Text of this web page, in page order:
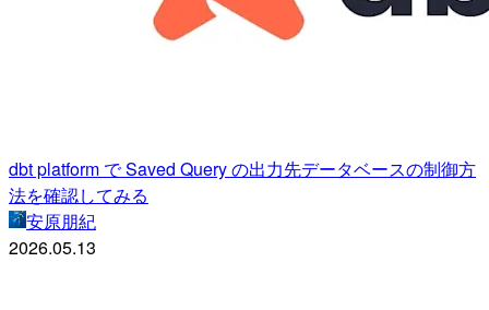
dbt platform で Saved Query の出力先データベースの制御方
法を確認してみる
安原朋紀
2026.05.13